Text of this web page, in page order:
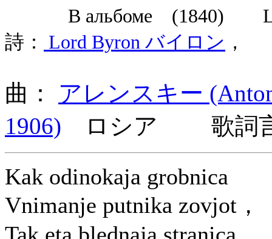
В альбоме (1840) Lines
詩：
Lord Byron バイロン ，
曲： アレンスキー
1906) ロシア 歌詞言
Kak odinokaja grobnica
Vnimanje putnika zovjot，